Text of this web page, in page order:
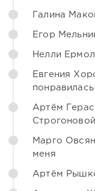
Галина
Егор
Нелли
Евгения
понравилась
Артём
Строгоновой
Марго
меня
Артём